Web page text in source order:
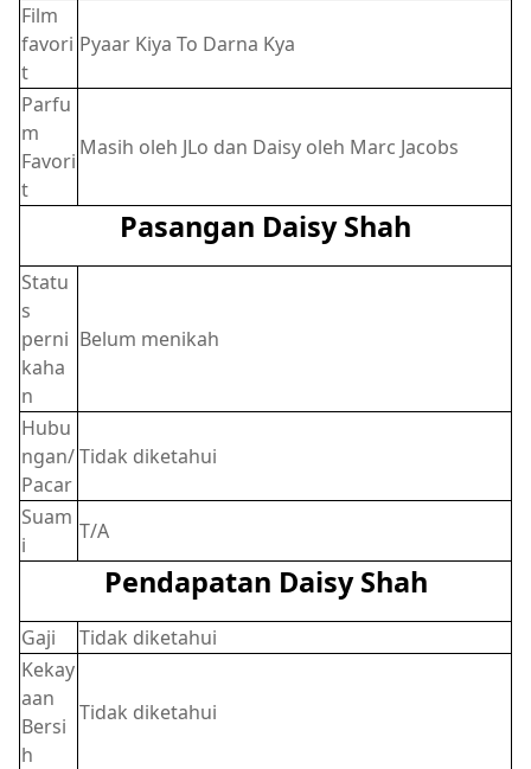
Film
favori
t
Pyaar Kiya To Darna Kya
Parfu
m
Favori
t
Masih oleh JLo dan Daisy oleh Marc Jacobs
Pasangan Daisy Shah
Statu
s
perni
kaha
n
Belum menikah
Hubu
ngan/
Pacar
Tidak diketahui
Suam
i
T/A
Pendapatan Daisy Shah
Gaji
Tidak diketahui
Kekay
aan
Bersi
h
Tidak diketahui